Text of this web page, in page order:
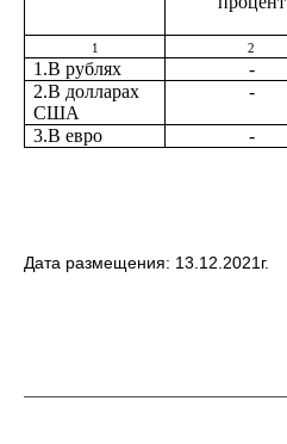
1 2
1.В рублях -
2.В долларах
США
-
3.В евро -
Дата размещения: 13.12.2021г.